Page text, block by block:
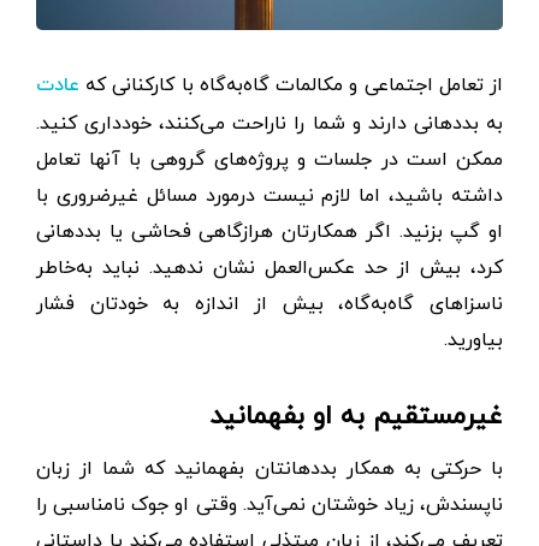
از تعامل اجتماعی و مکالمات گاه‌به‌گاه با کارکنانی که عادت
به بددهانی دارند و شما را ناراحت می‌کنند، خودداری کنید.
ممکن است در جلسات و پروژه‌های گروهی با آنها تعامل
داشته باشید، اما لازم نیست درمورد مسائل غیرضروری با
او گپ بزنید. اگر همکارتان هرازگاهی فحاشی یا بددهانی
کرد، بیش ‌از حد عکس‌العمل نشان ندهید. نباید به‌خاطر
ناسزاهای گاه‌به‌گاه، بیش از اندازه به خودتان فشار
بیاورید.
غیر‌مستقیم به او بفهمانید
با حرکتی به همکار بددهانتان بفهمانید که شما از زبان
ناپسندش، زیاد خوشتان نمی‌آید. وقتی او جوک نامناسبی را